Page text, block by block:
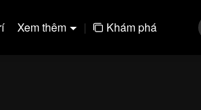
Xem thêm | Khám phá